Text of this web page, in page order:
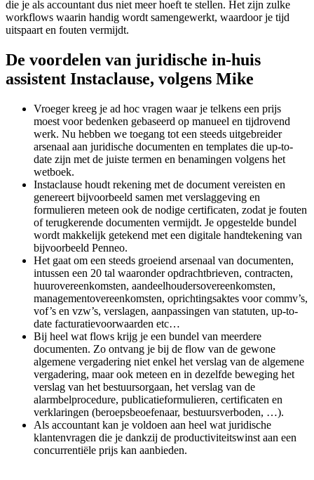
die je als accountant dus niet meer hoeft te stellen. Het zijn zulke
workflows waarin handig wordt samengewerkt, waardoor je tijd
uitspaart en fouten vermijdt.
De voordelen van juridische in-huis
assistent Instaclause, volgens Mike
Vroeger kreeg je ad hoc vragen waar je telkens een prijs
moest voor bedenken gebaseerd op manueel en tijdrovend
werk. Nu hebben we toegang tot een steeds uitgebreider
arsenaal aan juridische documenten en templates die up-to-
date zijn met de juiste termen en benamingen volgens het
wetboek.
Instaclause houdt rekening met de document vereisten en
genereert bijvoorbeeld samen met verslaggeving en
formulieren meteen ook de nodige certificaten, zodat je fouten
of terugkerende documenten vermijdt. Je opgestelde bundel
wordt makkelijk getekend met een digitale handtekening van
bijvoorbeeld Penneo.
Het gaat om een steeds groeiend arsenaal van documenten,
intussen een 20 tal waaronder opdrachtbrieven, contracten,
huurovereenkomsten, aandeelhoudersovereenkomsten,
managementovereenkomsten, oprichtingsaktes voor commv’s,
vof’s en vzw’s, verslagen, aanpassingen van statuten, up-to-
date facturatievoorwaarden etc…
Bij heel wat flows krijg je een bundel van meerdere
documenten. Zo ontvang je bij de flow van de gewone
algemene vergadering niet enkel het verslag van de algemene
vergadering, maar ook meteen en in dezelfde beweging het
verslag van het bestuursorgaan, het verslag van de
alarmbelprocedure, publicatieformulieren, certificaten en
verklaringen (beroepsbeoefenaar, bestuursverboden, …).
Als accountant kan je voldoen aan heel wat juridische
klantenvragen die je dankzij de productiviteitswinst aan een
concurrentiële prijs kan aanbieden.